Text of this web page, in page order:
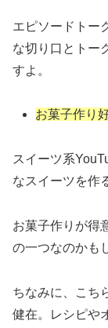
エピソードトー
な切り口とトー
すよ。
お菓子作り
スイーツ系
なスイーツを作
お菓子作りが得
の一つなのかも
ちなみに、こち
健在。レシピや